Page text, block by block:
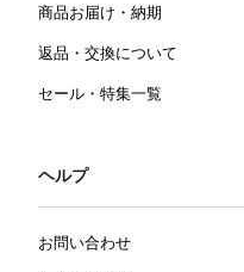
商品お届け・納期
返品・交換について
セール・特集一覧
ヘルプ
お問い合わせ